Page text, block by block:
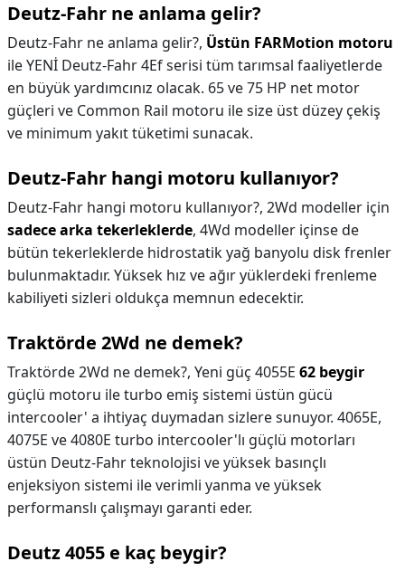
Deutz-Fahr ne anlama gelir?
Deutz-Fahr ne anlama gelir?, Üstün FARMotion motoru
ile YENİ Deutz-Fahr 4Ef serisi tüm tarımsal faaliyetlerde
en büyük yardımcınız olacak. 65 ve 75 HP net motor
güçleri ve Common Rail motoru ile size üst düzey çekiş
ve minimum yakıt tüketimi sunacak.
Deutz-Fahr hangi motoru kullanıyor?
Deutz-Fahr hangi motoru kullanıyor?, 2Wd modeller için
sadece arka tekerleklerde, 4Wd modeller içinse de
bütün tekerleklerde hidrostatik yağ banyolu disk frenler
bulunmaktadır. Yüksek hız ve ağır yüklerdeki frenleme
kabiliyeti sizleri oldukça memnun edecektir.
Traktörde 2Wd ne demek?
Traktörde 2Wd ne demek?, Yeni güç 4055E 62 beygir
güçlü motoru ile turbo emiş sistemi üstün gücü
intercooler' a ihtiyaç duymadan sizlere sunuyor. 4065E,
4075E ve 4080E turbo intercooler'lı güçlü motorları
üstün Deutz-Fahr teknolojisi ve yüksek basınçlı
enjeksiyon sistemi ile verimli yanma ve yüksek
performanslı çalışmayı garanti eder.
Deutz 4055 e kaç beygir?